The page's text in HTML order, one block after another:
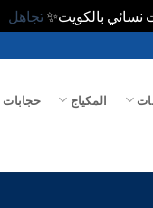
نسائي بالكويت✨تجاهل
المكياج حجابات